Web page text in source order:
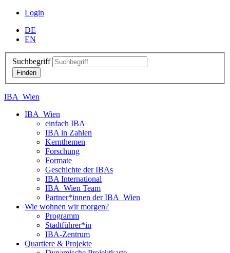
Login
DE
EN
Suchbegriff
IBA_Wien
IBA_Wien
einfach IBA
IBA in Zahlen
Kernthemen
Forschung
Formate
Geschichte der IBAs
IBA International
IBA_Wien Team
Partner*innen der IBA_Wien
Wie wohnen wir morgen?
Programm
Stadtführer*in
IBA-Zentrum
Quartiere & Projekte